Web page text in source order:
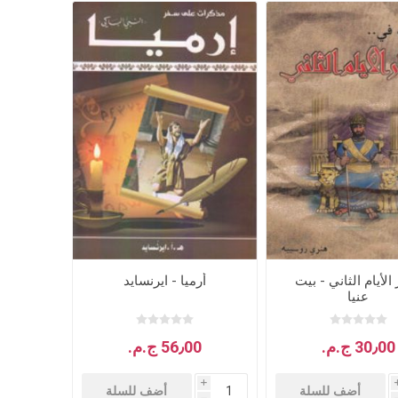
أطفال ومدارس الأحد
كتب للاطفال
قصص للاطفال
الأيام الثاني - بيت
عنيا
30٫00 ج.م.‏
أضف للسلة
أرميا - ايرنسايد
56٫00 ج.م.‏
i
أضف للسلة